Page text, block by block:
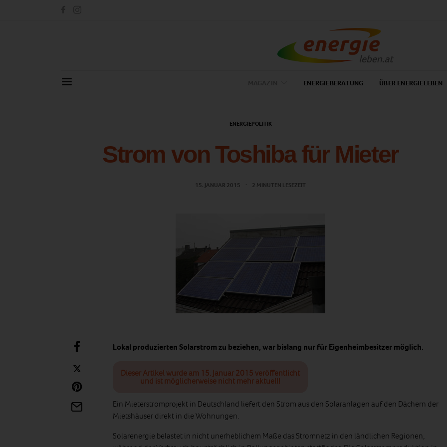
ENERGIEBERATUNG ÜBER ENERGIELEBEN
ENERGIEPOLITIK
Strom von Toshiba für Mieter
15. JANUAR 2015 2 MINUTEN LESEZEIT
Lokal produzierten Solarstrom zu beziehen, war bislang nur für Eigenheimbesitzer möglich.
Dieser Artikel wurde am 15. Januar 2015 veröffentlicht
und ist möglicherweise nicht mehr aktuell!
Ein Mieterstromprojekt in Deutschland liefert den Strom aus den Solaranlagen auf den Dächern der
Mietshäuser direkt in die Wohnungen.
Solarenergie belastet in nicht unerheblichem Maße das Stromnetz in den ländlichen Regionen,